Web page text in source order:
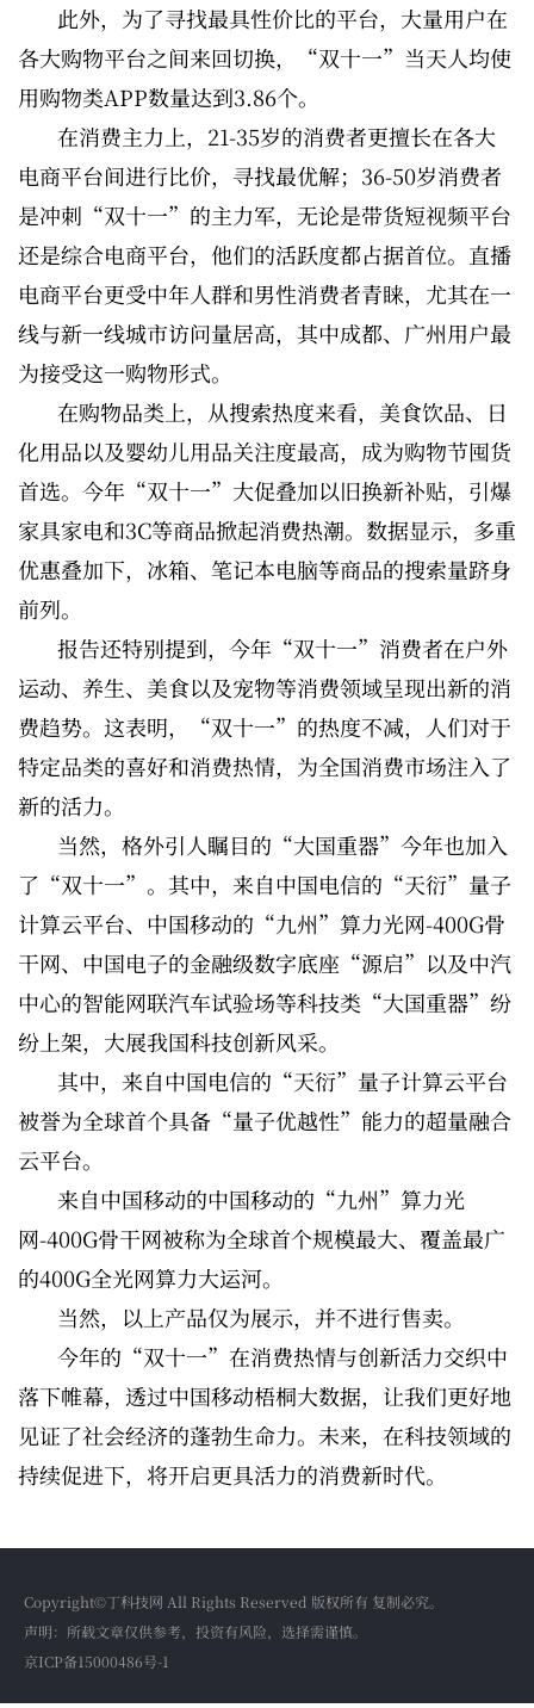
此外，为了寻找最具性价比的平台，大量用户在
各大购物平台之间来回切换，“双十一”当天人均使
用购物类APP数量达到3.86个。
在消费主力上，21-35岁的消费者更擅长在各大
电商平台间进行比价，寻找最优解；36-50岁消费者
是冲刺“双十一”的主力军，无论是带货短视频平台
还是综合电商平台，他们的活跃度都占据首位。直播
电商平台更受中年人群和男性消费者青睐，尤其在一
线与新一线城市访问量居高，其中成都、广州用户最
为接受这一购物形式。
在购物品类上，从搜索热度来看，美食饮品、日
化用品以及婴幼儿用品关注度最高，成为购物节囤货
首选。今年“双十一”大促叠加以旧换新补贴，引爆
家具家电和3C等商品掀起消费热潮。数据显示，多重
优惠叠加下，冰箱、笔记本电脑等商品的搜索量跻身
前列。
报告还特别提到，今年“双十一”消费者在户外
运动、养生、美食以及宠物等消费领域呈现出新的消
费趋势。这表明，“双十一”的热度不减，人们对于
特定品类的喜好和消费热情，为全国消费市场注入了
新的活力。
当然，格外引人瞩目的“大国重器”今年也加入
了“双十一”。其中，来自中国电信的“天衍”量子
计算云平台、中国移动的“九州”算力光网-400G骨
干网、中国电子的金融级数字底座“源启”以及中汽
中心的智能网联汽车试验场等科技类“大国重器”纷
纷上架，大展我国科技创新风采。
其中，来自中国电信的“天衍”量子计算云平台
被誉为全球首个具备“量子优越性”能力的超量融合
云平台。
来自中国移动的中国移动的“九州”算力光
网-400G骨干网被称为全球首个规模最大、覆盖最广
的400G全光网算力大运河。
当然，以上产品仅为展示，并不进行售卖。
今年的“双十一”在消费热情与创新活力交织中
落下帷幕，透过中国移动梧桐大数据，让我们更好地
见证了社会经济的蓬勃生命力。未来，在科技领域的
持续促进下，将开启更具活力的消费新时代。
Copyright©丁科技网 All Rights Reserved 版权所有 复制必究。
声明：所载文章仅供参考，投资有风险，选择需谨慎。
京ICP备15000486号-1